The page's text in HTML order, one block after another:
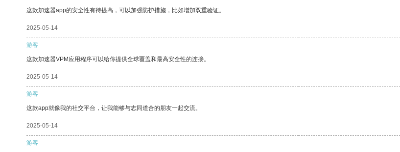
这款加速器app的安全性有待提高，可以加强防护措施，比如增加双重验证。
2025-05-14
游客
这款加速器VPM应用程序可以给你提供全球覆盖和最高安全性的连接。
2025-05-14
游客
这款app就像我的社交平台，让我能够与志同道合的朋友一起交流。
2025-05-14
游客